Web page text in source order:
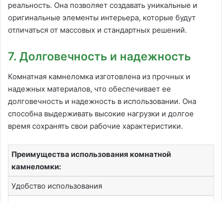
реальность. Она позволяет создавать уникальные и
оригинальные элементы интерьера, которые будут
отличаться от массовых и стандартных решений.
7. Долговечность и надежность
Комнатная камнеломка изготовлена из прочных и
надежных материалов, что обеспечивает ее
долговечность и надежность в использовании. Она
способна выдерживать высокие нагрузки и долгое
время сохранять свои рабочие характеристики.
Преимущества использования комнатной
камнеломки:
Удобство использования